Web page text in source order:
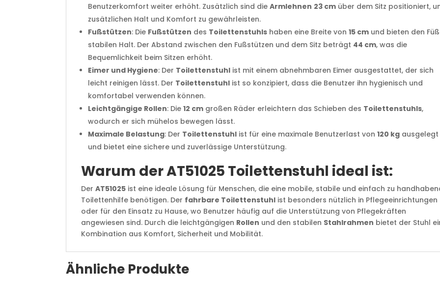
Benutzerkomfort weiter erhöht. Zusätzlich sind dieArmlehnen 23 cm über dem Sitz positioniert,
zusätzlichen Halt und Komfort zu gewährleisten.
Fußstützen: Die Fußstützen des Toilettenstuhls haben eine Breite von15 cm und bieten den
stabilen Halt. Der Abstand zwischen den Fußstützen und dem Sitz beträgt 44 cm, was die
Bequemlichkeit beim Sitzen erhöht.
Eimer und Hygiene: Der Toilettenstuhl ist mit einem abnehmbaren Eimer ausgestattet, der sich
leicht reinigen lässt. Der Toilettenstuhl ist so konzipiert, dass die Benutzer ihn hygienisch und
komfortabel verwenden können.
Leichtgängige Rollen: Die12 cm großen Räder erleichtern das Schieben des Toilettenstuhls,
wodurch er sich mühelos bewegen lässt.
Maximale Belastung: Der Toilettenstuhl ist für eine maximale Benutzerlast von120 kg ausgelegt
und bietet eine sichere und zuverlässige Unterstützung.
Warum der AT51025 Toilettenstuhl ideal ist:
DerAT51025 ist eine ideale Lösung für Menschen, die eine mobile, stabile und einfach zu
Toilettenhilfe benötigen. Der fahrbare Toilettenstuhl ist besonders nützlich in Pflegeeinrichtungen
oder für den Einsatz zu Hause, wo Benutzer häufig auf die Unterstützung von Pflegekräften
angewiesen sind. Durch die leichtgängigen Rollen und den stabilen Stahlrahmen bietet der Stuhl
Kombination aus Komfort, Sicherheit und Mobilität.
Ähnliche Produkte